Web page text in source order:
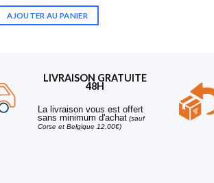
AJOUTER AU PANIER
LIVRAISON GRATUITE
48H
La livraison vous est offert
sans minimum d'achat (sauf
Corse et Belgique 12,00€)